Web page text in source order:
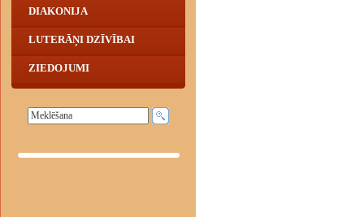
DIAKONIJA
LUTERĀŅI DZĪVĪBAI
ZIEDOJUMI